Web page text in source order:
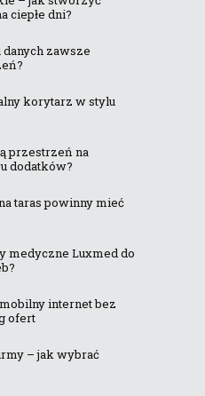
ciepłe dni?
zawsze
korytarz w stylu
przestrzeń na
dodatków?
taras powinny mieć
medyczne Luxmed do
internet bez
ofert
– jak wybrać